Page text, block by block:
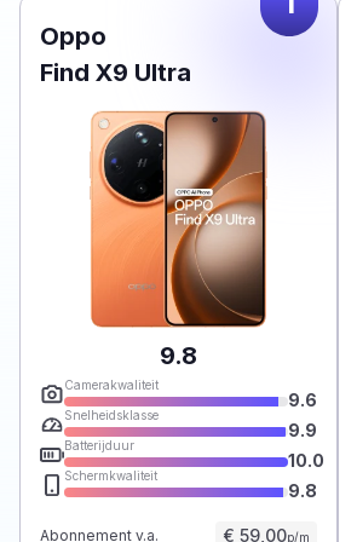
Oppo
Find X9 Ultra
9.8
Camerakwaliteit
9.6
Snelheidsklasse
9.9
Batterijduur
10.0
Schermkwaliteit
9.8
Abonnement v.a. € 59,00p/m